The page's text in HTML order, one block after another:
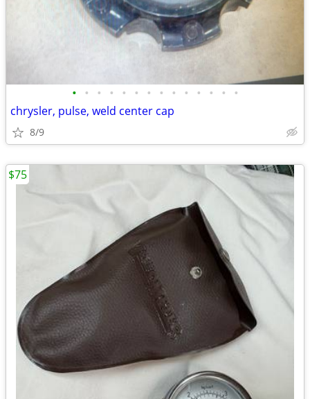
• • • • • • • • • • • • • •
chrysler, pulse, weld center cap
8/9
$75